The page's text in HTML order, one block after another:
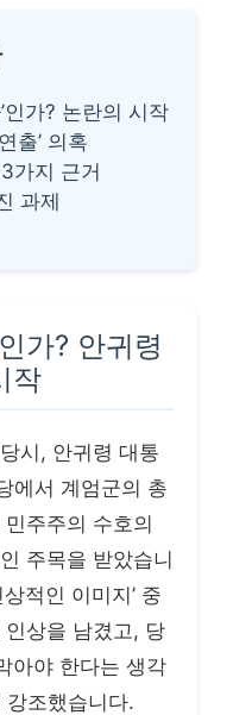
인가? 논란의 시작
출’ 의혹
가지 근거
과제
인가? 안귀령
작
시, 안귀령 대통
에서 계엄군의 총
주주의 수호의
주목을 받았습니
적인 이미지’ 중
상을 남겼고, 당
아야 한다는 생각
강조했습니다.